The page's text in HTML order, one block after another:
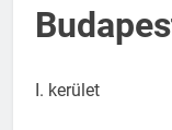
I. kerület